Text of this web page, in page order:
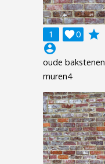
1 0

grade
account_circle
oude bakstenen
muren4